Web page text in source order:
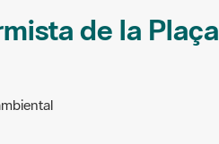
de la Plaça